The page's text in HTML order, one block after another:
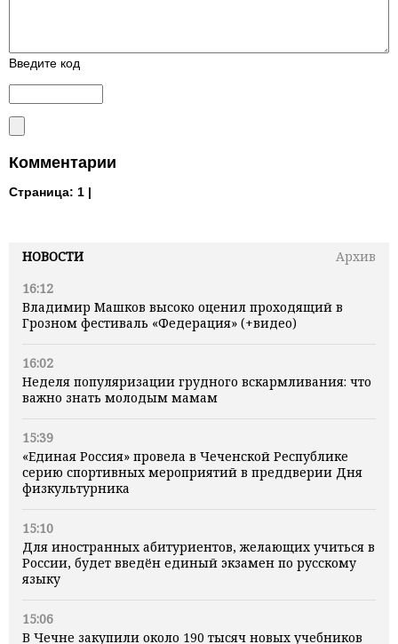
НОВОСТИ
Архив
16:12
Владимир Машков высоко оценил проходящий в
Грозном фестиваль «Федерация» (+видео)
16:02
Неделя популяризации грудного вскармливания: что
важно знать молодым мамам
15:39
«Единая Россия» провела в Чеченской Республике
серию спортивных мероприятий в преддверии Дня
физкультурника
15:10
Для иностранных абитуриентов, желающих учиться в
России, будет введён единый экзамен по русскому
языку
15:06
В Чечне закупили около 190 тысяч новых учебников
Введите код
Комментарии
Страница: 1 |